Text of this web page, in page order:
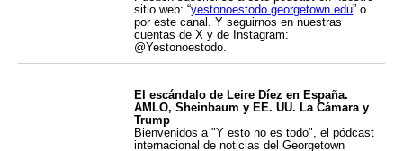
sitio web: “yestonoestodo.georgetown.edu” o
por este canal. Y seguirnos en nuestras
cuentas de X y de Instagram:
@Yestonoestodo.
El escándalo de Leire Díez en España.
AMLO, Sheinbaum y EE. UU. La Cámara y
Trump
Bienvenidos a "Y esto no es todo", el pódcast
internacional de noticias del Georgetown